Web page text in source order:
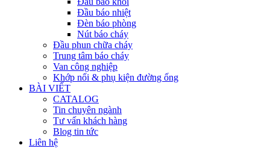
Đầu báo nhiệt
Đèn báo phòng
Nút báo cháy
Đầu phun chữa cháy
Trung tâm báo cháy
Van công nghiệp
Khớp nối & phụ kiện đường ống
BÀI VIẾT
CATALOG
Tin chuyên ngành
Tư vấn khách hàng
Blog tin tức
Liên hệ